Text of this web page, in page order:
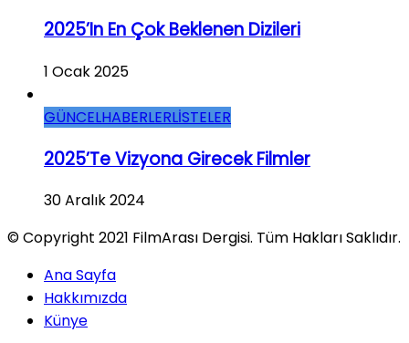
2025’in En Çok Beklenen Dizileri
1 Ocak 2025
GÜNCELHABERLERLİSTELER
2025’te Vizyona Girecek Filmler
30 Aralık 2024
© Copyright 2021 FilmArası Dergisi. Tüm Hakları Saklıdır.
Ana Sayfa
Hakkımızda
Künye